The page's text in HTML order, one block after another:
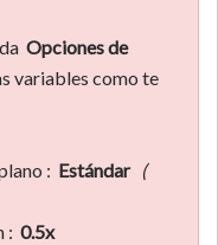
Opciones de
variables como te
: Estándar (
: 0.5x